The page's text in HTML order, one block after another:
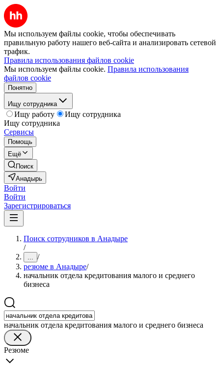
Мы используем файлы cookie, чтобы обеспечивать
правильную работу нашего веб-сайта и анализировать сетевой
трафик.
Правила использования файлов cookie
Мы используем файлы cookie. Правила использования
файлов cookie
Понятно
Ищу сотрудника
Ищу работу
Ищу сотрудника
Ищу сотрудника
Сервисы
Помощь
Ещё
Поиск
Анадырь
Войти
Войти
Зарегистрироваться
Поиск сотрудников в Анадыре
/
... /
резюме в Анадыре/
начальник отдела кредитования малого и среднего
бизнеса
начальник отдела кредитования малого и среднего бизнеса
Резюме